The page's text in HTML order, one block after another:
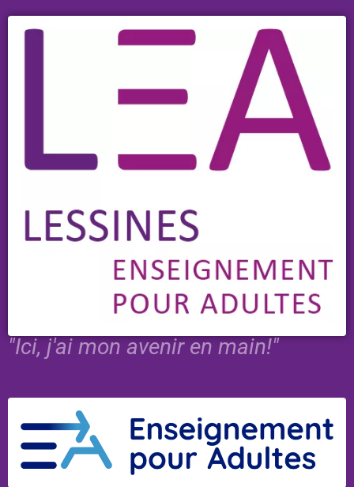
"Ici, j'ai mon avenir en main!"